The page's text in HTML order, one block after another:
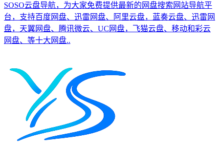
SOSO云盘导航，为大家免费提供最新的网盘搜索网站导航平
台，支持百度网盘、迅雷网盘、阿里云盘，蓝奏云盘、迅雷网
盘，天翼网盘、腾讯微云、UC网盘，飞猫云盘、移动和彩云
网盘、等十大网盘..